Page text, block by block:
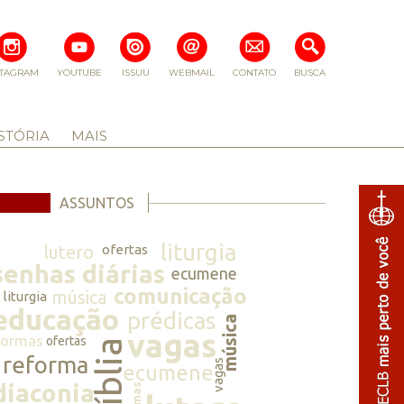
BUSCA
CONTATO
WEBMAIL
ISSUU
YOUTUBE
MAIS
ASSUNTOS
lutero ofertas liturgia
diárias ecumene
liturgia música comunicação
prédicasmúsica
ofertasbíbliavagas
reforma ecumenevagas